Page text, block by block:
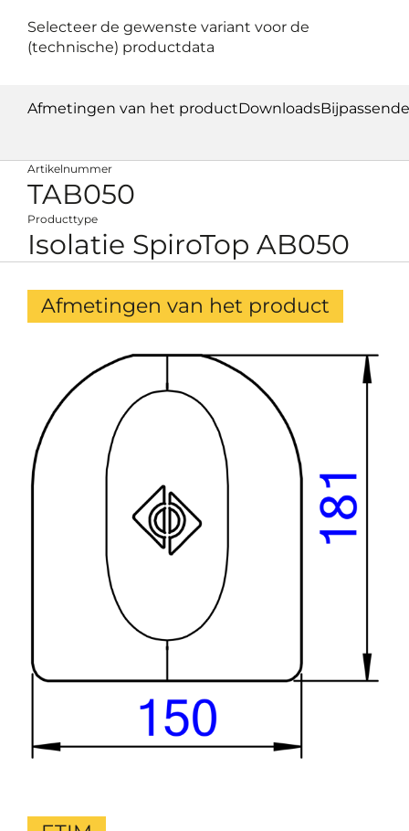
Selecteer de gewenste variant voor de
(technische) productdata
Afmetingen van het productDownloads
Artikelnummer
TAB050
Producttype
Isolatie SpiroTop AB050
Afmetingen van het product